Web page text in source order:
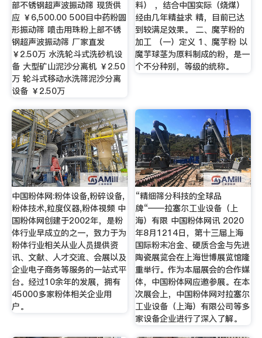
部不锈钢超声波振动筛 现货供
应 ￥6,500.00 500目中药粉圆
形振动筛 喷击用珠粉上部不锈
钢超声波振动筛 厂家直发
￥2.50万 水洗轮斗式洗砂机设
备 大型矿山泥沙分离机 ￥2.50
万 轮斗式移动水洗筛泥沙分离
设备 ￥2.50万
料） ，结合中国实际（烧煤）
经由几年精益求 精，目前已达
到较满足效果。 二、魔芋粉的
加工 （一）定义 1、魔芋粉 以
魔芋球茎为原料制成的粉，是一
个不分种别，等级的统称。
中国粉体网:粉体设备,粉碎设备,
粉体技术,粒度仪器,粉体视频 中
国粉体网创建于2002年，是粉
体行业早成立的之一，致力于为
粉体行业相关从业人员提供资
讯、文献、人才交流、会展以及
企业电子商务等服务的一站式平
台。经过10余年的发展，拥有
45000多家粉体相关企业用
户。
“精细筛分科技的全球品
牌“——拉塞尔工业设备（上
海）有限 中国粉体网讯 2020
年8月1214日，第十三届上海
国际粉末冶金、硬质合金与先进
陶瓷展览会在上海世博展览馆隆
重举行。作为本届展会的合作媒
体，中国粉体网应邀参展。在本
次展会上，中国粉体网对拉塞尔
工业设备（上海）有限公司等多
家设备企业进行了深入了解。